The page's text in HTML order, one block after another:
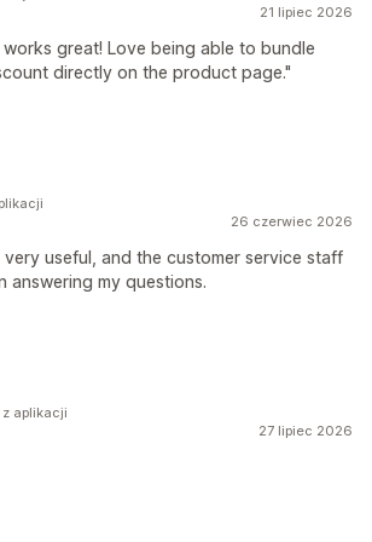
21 lipiec 2026
great! Love being able to bundle
directly on the product page."
26 czerwiec 2026
very useful, and the customer service staff
answering my questions.
27 lipiec 2026
aplikacji